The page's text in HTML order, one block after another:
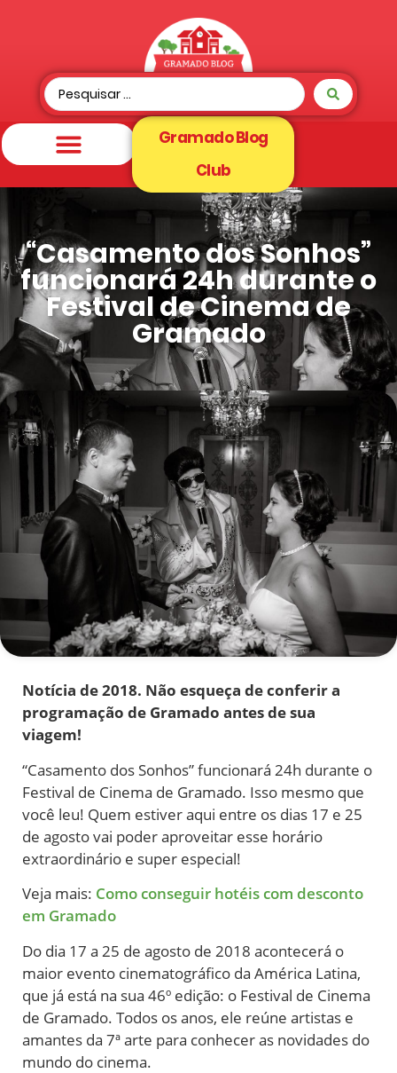
Gramado Blog
Club
“Casamento dos Sonhos”
funcionará 24h durante o
Festival de Cinema de
Gramado
Notícia de 2018. Não esqueça de conferir a
programação de Gramado antes de sua
viagem!
“Casamento dos Sonhos” funcionará 24h durante o
Festival de Cinema de Gramado. Isso mesmo que
você leu! Quem estiver aqui entre os dias 17 e 25
de agosto vai poder aproveitar esse horário
extraordinário e super especial!
Veja mais: Como conseguir hotéis com desconto
em Gramado
Do dia 17 a 25 de agosto de 2018 acontecerá o
maior evento cinematográfico da América Latina,
que já está na sua 46º edição: o Festival de Cinema
de Gramado. Todos os anos, ele reúne artistas e
amantes da 7ª arte para conhecer as novidades do
mundo do cinema.